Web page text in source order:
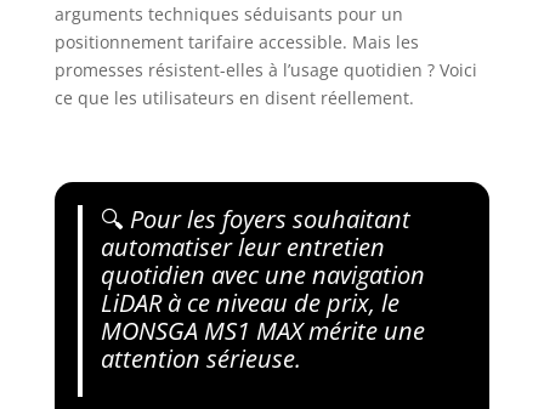
arguments techniques séduisants pour un
positionnement tarifaire accessible. Mais les
promesses résistent-elles à l’usage quotidien ? Voici
ce que les utilisateurs en disent réellement.
🔍 Pour les foyers souhaitant
automatiser leur entretien
quotidien avec une navigation
LiDAR à ce niveau de prix, le
MONSGA MS1 MAX mérite une
attention sérieuse.